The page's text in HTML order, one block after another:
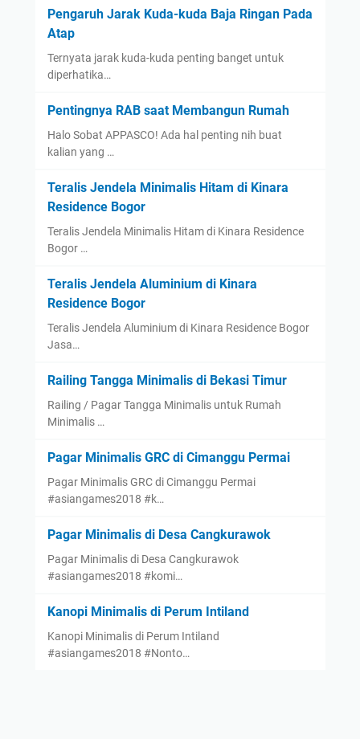
Pengaruh Jarak Kuda-kuda Baja Ringan Pada
Atap
Ternyata jarak kuda-kuda penting banget untuk
diperhatika…
Pentingnya RAB saat Membangun Rumah
Halo Sobat APPASCO! Ada hal penting nih buat
kalian yang …
Teralis Jendela Minimalis Hitam di Kinara
Residence Bogor
Teralis Jendela Minimalis Hitam di Kinara Residence
Bogor …
Teralis Jendela Aluminium di Kinara
Residence Bogor
Teralis Jendela Aluminium di Kinara Residence Bogor
Jasa…
Railing Tangga Minimalis di Bekasi Timur
Railing / Pagar Tangga Minimalis untuk Rumah
Minimalis …
Pagar Minimalis GRC di Cimanggu Permai
Pagar Minimalis GRC di Cimanggu Permai
#asiangames2018 #k…
Pagar Minimalis di Desa Cangkurawok
Pagar Minimalis di Desa Cangkurawok
#asiangames2018 #komi…
Kanopi Minimalis di Perum Intiland
Kanopi Minimalis di Perum Intiland
#asiangames2018 #Nonto…